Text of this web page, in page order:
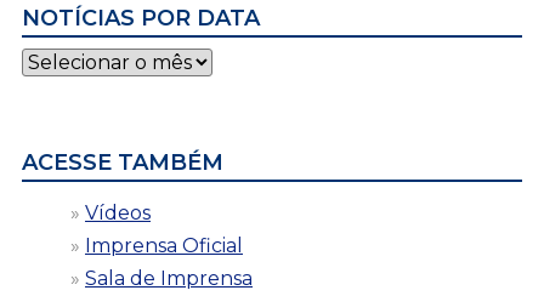
NOTÍCIAS POR DATA
Notícias
por
ACESSE TAMBÉM
Vídeos
Imprensa Oficial
Sala de Imprensa